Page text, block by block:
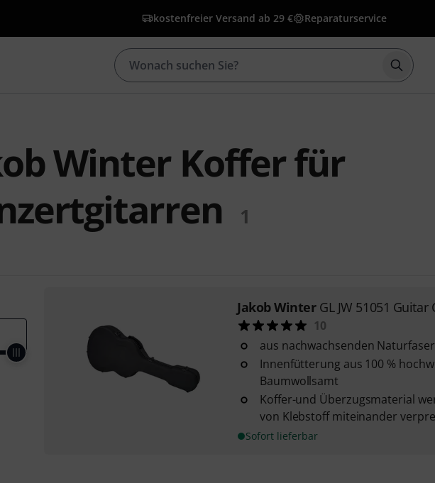
kostenfreier Versand ab 29 € Reparaturservice
Suche
Winter Koffer für
1
Jakob Winter GL JW 51051 Guitar
10
aus nachwachsenden
Innenfütterung aus 100 %
Baumwollsamt
Koffer-und Überzugsmaterial
von Klebstoff miteinander
Sofort lieferbar